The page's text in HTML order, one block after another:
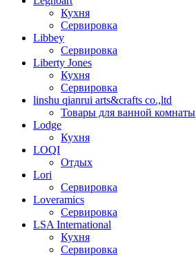
Кухня
Сервировка
Libbey
Сервировка
Liberty Jones
Кухня
Сервировка
linshu qianrui arts&crafts co.,ltd
Товары для ванной комнаты
Lodge
Кухня
LOQI
Отдых
Lori
Сервировка
Loveramics
Сервировка
LSA International
Кухня
Сервировка